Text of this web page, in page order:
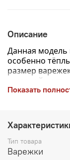
Описание
Данная модель
особенно
размер
широкой
полученное
Показать
Тип товара
Варежки